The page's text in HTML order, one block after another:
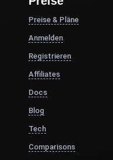
Preise & Pläne
Anmelden
Registrieren
Affiliates
Docs
Blog
Tech
Comparisons